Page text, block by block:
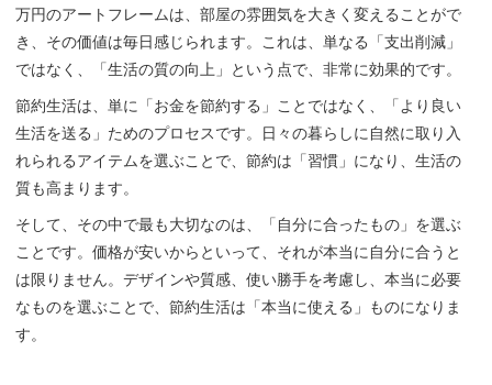
万円のアートフレームは、部屋の雰囲気を大きく変えることがで
き、その価値は毎日感じられます。これは、単なる「支出削減」
ではなく、「生活の質の向上」という点で、非常に効果的です。
節約生活は、単に「お金を節約する」ことではなく、「より良い
生活を送る」ためのプロセスです。日々の暮らしに自然に取り入
れられるアイテムを選ぶことで、節約は「習慣」になり、生活の
質も高まります。
そして、その中で最も大切なのは、「自分に合ったもの」を選ぶ
ことです。価格が安いからといって、それが本当に自分に合うと
は限りません。デザインや質感、使い勝手を考慮し、本当に必要
なものを選ぶことで、節約生活は「本当に使える」ものになりま
す。